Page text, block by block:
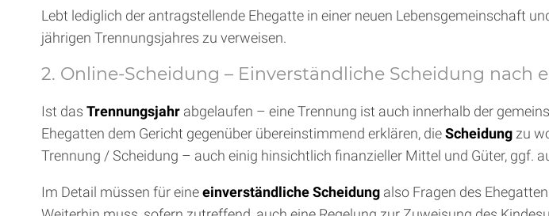
Lebt lediglich der antragstellende Ehegatte in einer neuen Lebensgemeinschaft
jährigen Trennungsjahres zu verweisen.
2. Online-Scheidung – Einverständliche Scheidung nach
Ist das Trennungsjahr abgelaufen – eine Trennung ist auch innerhalb der
Ehegatten dem Gericht gegenüber übereinstimmend erklären, dieScheidung zu
Trennung / Scheidung – auch einig hinsichtlich finanzieller Mittel und Güter, ggf.
Im Detail müssen für eineeinverständliche Scheidung also Fragen des